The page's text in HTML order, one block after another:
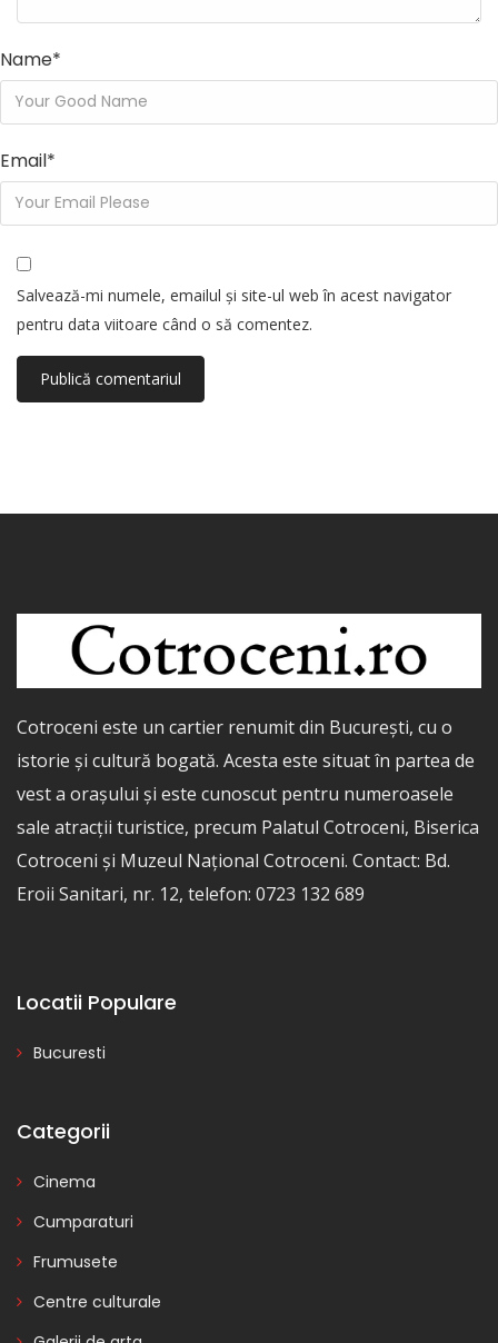
Name*
Email*
Salvează-mi numele, emailul și site-ul web în acest navigator
pentru data viitoare când o să comentez.
Cotroceni este un cartier renumit din București, cu o
istorie și cultură bogată. Acesta este situat în partea de
vest a orașului și este cunoscut pentru numeroasele
sale atracții turistice, precum Palatul Cotroceni, Biserica
Cotroceni și Muzeul Național Cotroceni. Contact: Bd.
Eroii Sanitari, nr. 12, telefon: 0723 132 689
Locatii Populare
Bucuresti
Categorii
Cinema
Cumparaturi
Frumusete
Centre culturale